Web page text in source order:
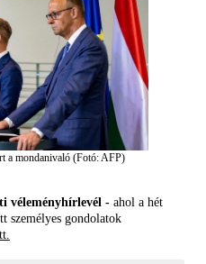
a mondanivaló (Fotó: AFP)
véleményhírlevél - ahol a hét
személyes gondolatok